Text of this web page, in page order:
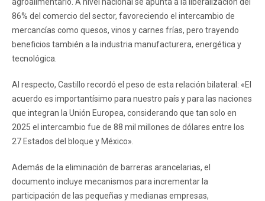
86% del comercio del sector, favoreciendo el intercambio de
mercancías como quesos, vinos y carnes frías, pero trayendo
beneficios también a la industria manufacturera, energética y
tecnológica.
Al respecto, Castillo recordó el peso de esta relación bilateral: «El
acuerdo es importantísimo para nuestro país y para las naciones
que integran la Unión Europea, considerando que tan solo en
2025 el intercambio fue de 88 mil millones de dólares entre los
27 Estados del bloque y México».
Además de la eliminación de barreras arancelarias, el
documento incluye mecanismos para incrementar la
participación de las pequeñas y medianas empresas,